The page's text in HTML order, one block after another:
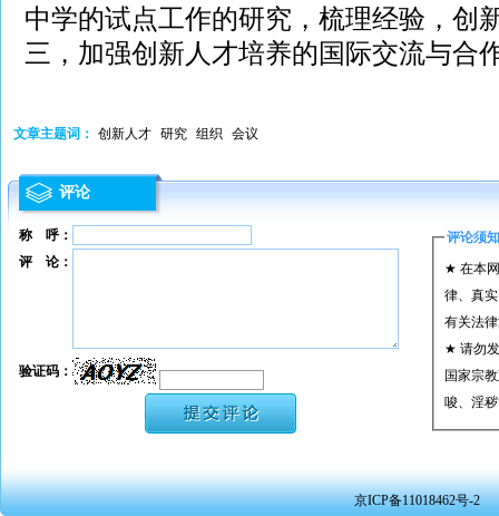
中学的试点工作的研究，梳理经验，创
三，加强创新人才培养的国际交流与合
文章主题词： 创新人才 研究 组织 会议
评论
称 呼： 评论须知
★ 在本
律、真
有关法
★ 请勿
国家宗
唆、淫
★ 承担
★ 在本
转载、
评 论：
验证码：
京ICP备11018462号-2